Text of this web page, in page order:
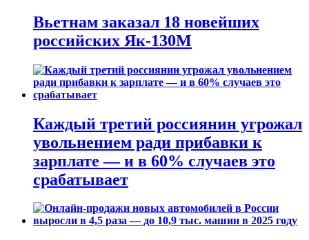
Вьетнам заказал 18 новейших
российских Як-130М
Каждый третий россиянин угрожал
увольнением ради прибавки к
зарплате — и в 60% случаев это
срабатывает